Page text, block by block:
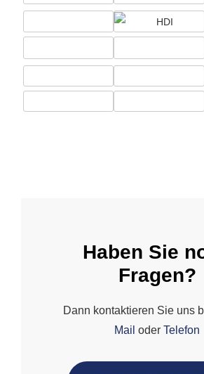
Haben Sie
Fragen?
Dann kontaktieren Sie uns
Mail oder Telefon